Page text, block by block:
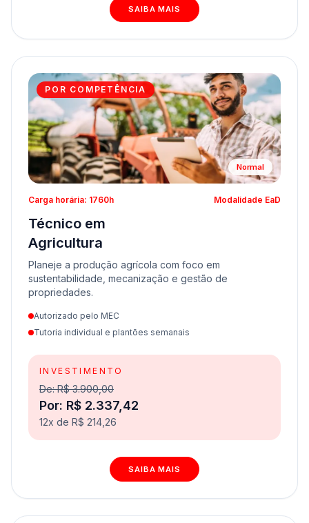
SAIBA MAIS
POR COMPETÊNCIA
Normal
Carga horária: 1760h Modalidade EaD
Técnico em
Agricultura
Planeje a produção agrícola com foco em
sustentabilidade, mecanização e gestão de
propriedades.
Autorizado pelo MEC
Tutoria individual e plantões semanais
INVESTIMENTO
De: R$ 3.900,00
Por: R$ 2.337,42
12x de R$ 214,26
SAIBA MAIS